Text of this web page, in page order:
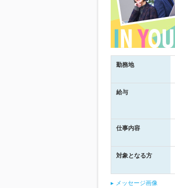
勤務地
給与
仕事内容
対象となる方
メッセージ画像